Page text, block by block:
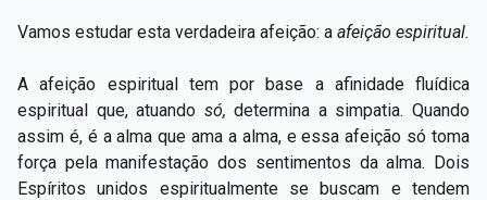
Vamos estudar esta verdadeira afeição: a afeição espiritual.
A afeição espiritual tem por base a afinidade fluídica
espiritual que, atuando só,determina a simpatia. Quando
assim é, é a alma que ama a alma, e essa afeição só toma
força pela manifestação dos sentimentos da alma. Dois
Espíritos unidos espiritualmente se buscam e tendem